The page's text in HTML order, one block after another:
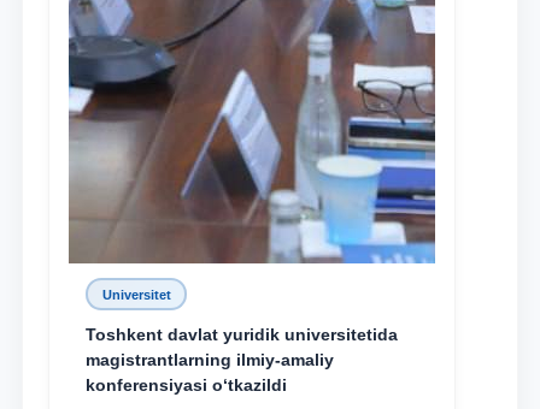
Universitet
Toshkent davlat yuridik universitetida
magistrantlarning ilmiy-amaliy
konferensiyasi o‘tkazildi